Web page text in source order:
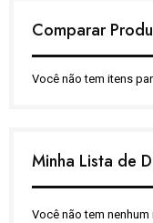
Comparar
Você não tem itens
Minha Lista de
Você não tem